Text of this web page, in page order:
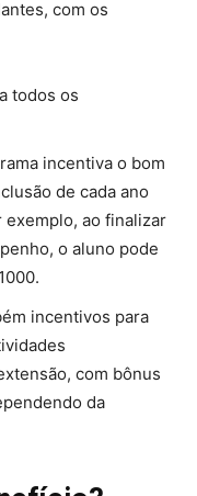
com os
todos os
incentiva o bom
de cada ano
ao finalizar
o aluno pode
incentivos para
com bônus
da